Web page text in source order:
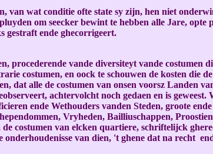
van wat conditie ofte state sy zijn, hen niet
om seecker bewint te hebben alle Jare,
gestraft ende ghecorrigeert.
procederende vande diversiteyt vande
costumen, en oock te schouwen de kosten
dat alle de costumen van onsen voorsz Landen
achtervolcht noch gedaen en is
ende Wethouders vanden Steden, groote
Vryheden, Bailliuschappen,
costumen van elcken quartiere, schriftelijck
onderhoudenisse van dien, 't ghene dat na recht